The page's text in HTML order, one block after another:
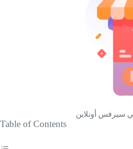
في سيرفس أونلاين
Table of Contents